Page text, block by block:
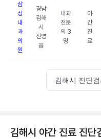
삼
성
내
과
의
원
경남
김해
시
진영
읍
내과
전문
의 3
명
야
간
진
료
김해시 진단
김해시 야간 진료 진단